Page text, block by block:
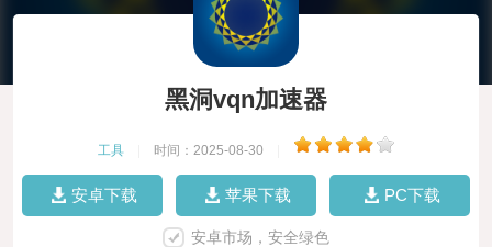
黑洞vqn加速器
工具 时间：2025-08-30
安卓下载 苹果下载 PC下载
安卓市场，安全绿色